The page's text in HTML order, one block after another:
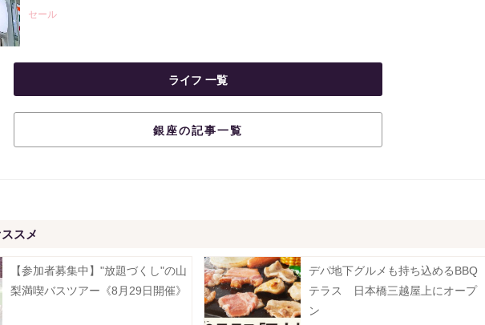
セール
ライフ 一覧
銀座の記事一覧
スメ
【参加者募集中】"放題づくし"の山
梨満喫バスツアー《8月29日開催》
デパ地下グルメも持ち込めるBBQ
テラス 日本橋三越屋上にオープ
ン